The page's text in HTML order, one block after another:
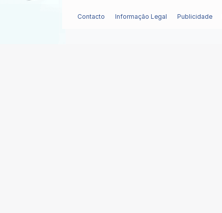
Contacto Informação Legal Publicidade